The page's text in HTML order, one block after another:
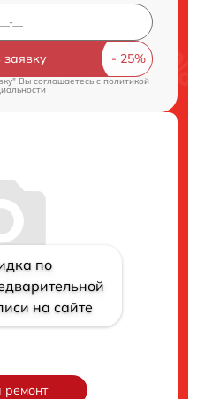
заявку
Вы соглашаетесь cполитикой
по
на сайте